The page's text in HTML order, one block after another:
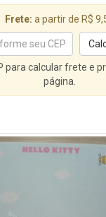
Frete: a partir de R$
para calcular frete e
página.